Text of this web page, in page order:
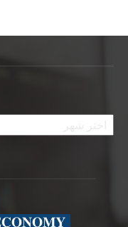
الأرشيف